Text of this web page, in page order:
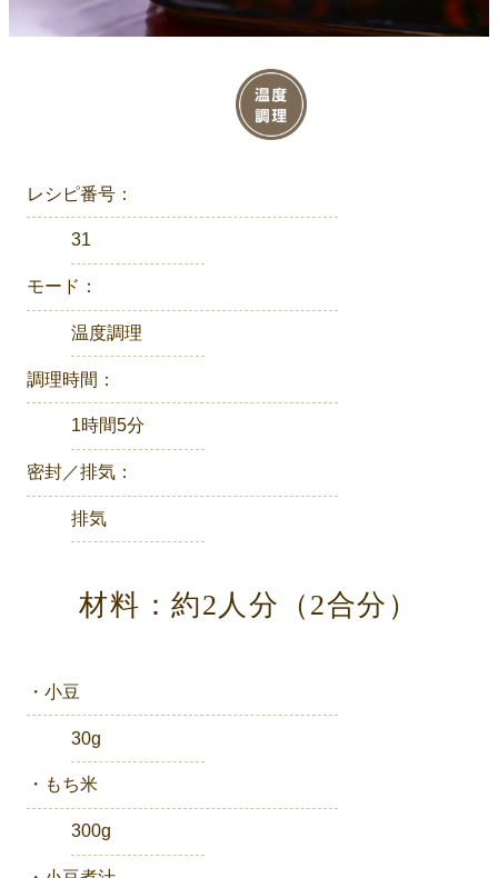
レシピ番号：
31
モード：
温度調理
調理時間：
1時間5分
密封／排気：
排気
材料：約2人分（2合分）
・小豆
30g
・もち米
300g